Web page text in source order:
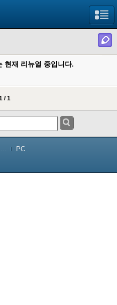
현재 리뉴얼 중입니다.
/ 1
PC